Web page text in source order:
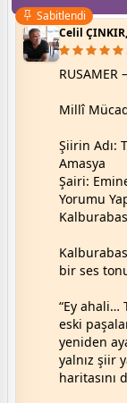
Sabitlendi
Celil ÇINKIR,
RUSAMER
Millî
Şiirin Adı:
Amasya
Şairi:
Yorumu
bir ses
“Ey ahali…
eski
yeniden
yalnız şiir
haritasını